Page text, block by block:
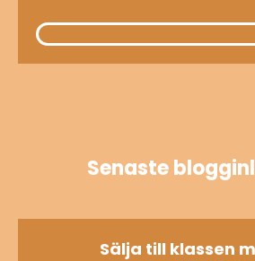
Senaste
Sälja till klassen